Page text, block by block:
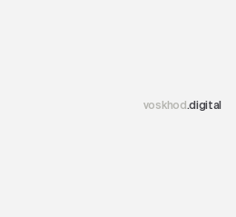
voskhod .digital